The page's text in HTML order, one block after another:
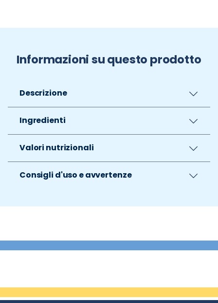
Informazioni su questo prodotto
Descrizione
Ingredienti
Valori nutrizionali
Consigli d'uso e avvertenze